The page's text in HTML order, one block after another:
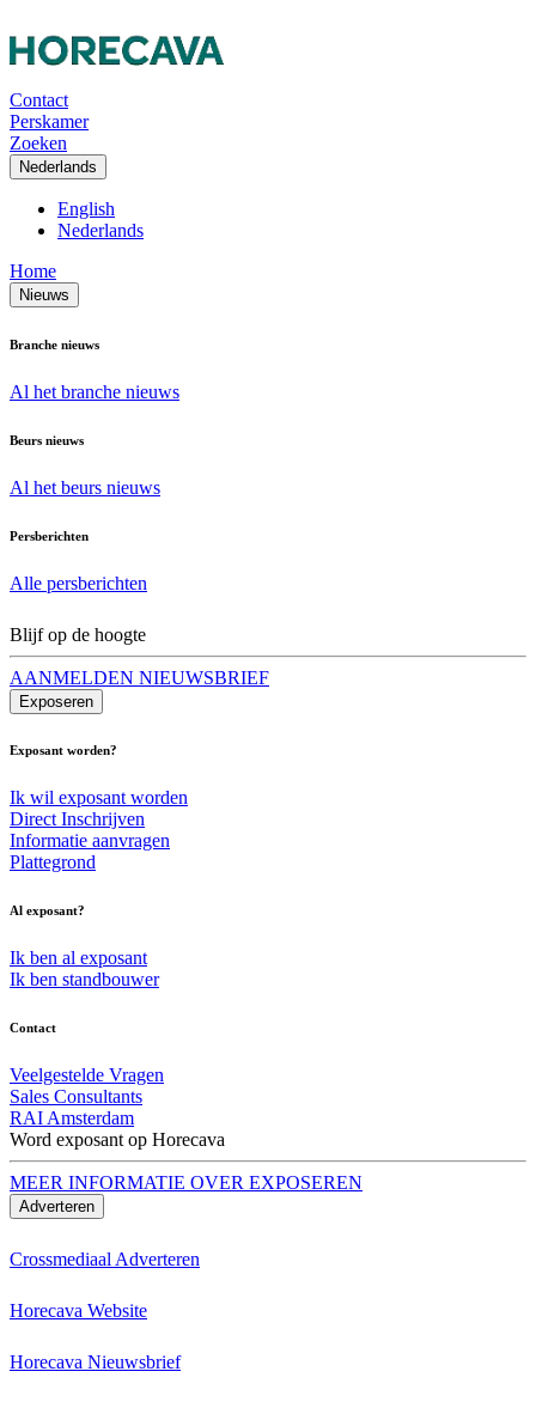
Contact
Perskamer
Zoeken
Nederlands
English
Nederlands
Home
Nieuws
Branche nieuws
Al het branche nieuws
Beurs nieuws
Al het beurs nieuws
Persberichten
Alle persberichten
Blijf op de hoogte
AANMELDEN NIEUWSBRIEF
Exposeren
Exposant worden?
Ik wil exposant worden
Direct Inschrijven
Informatie aanvragen
Plattegrond
Al exposant?
Ik ben al exposant
Ik ben standbouwer
Contact
Veelgestelde Vragen
Sales Consultants
RAI Amsterdam
Word exposant op Horecava
MEER INFORMATIE OVER EXPOSEREN
Adverteren
Crossmediaal Adverteren
Horecava Website
Horecava Nieuwsbrief